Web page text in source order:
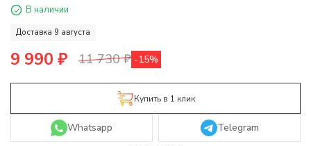
В наличии
Доставка 9 августа
9 990 ₽ 11 730₽ -15%
Купить в 1 клик
Whatsapp Telegram